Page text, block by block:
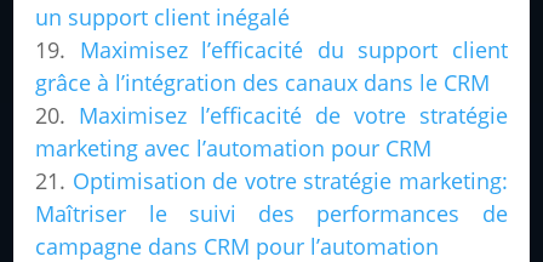
un support client inégalé
Maximisez l’efficacité du support client
grâce à l’intégration des canaux dans le CRM
Maximisez l’efficacité de votre stratégie
marketing avec l’automation pour CRM
Optimisation de votre stratégie marketing:
Maîtriser le suivi des performances de
campagne dans CRM pour l’automation